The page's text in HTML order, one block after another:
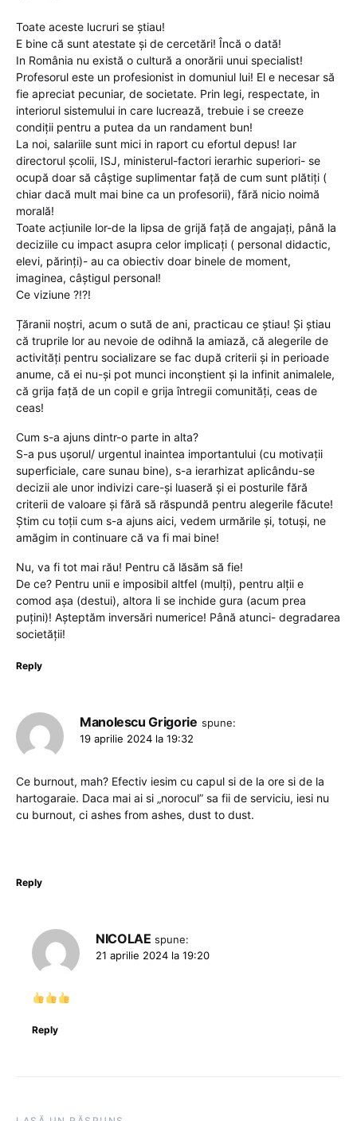
Toate aceste lucruri se știau!
E bine că sunt atestate și de cercetări! Încă o dată!
In România nu există o cultură a onorării unui specialist!
Profesorul este un profesionist in domuniul lui! El e necesar să
fie apreciat pecuniar, de societate. Prin legi, respectate, in
interiorul sistemului in care lucrează, trebuie i se creeze
condiții pentru a putea da un randament bun!
La noi, salariile sunt mici in raport cu efortul depus! Iar
directorul școlii, ISJ, ministerul-factori ierarhic superiori- se
ocupă doar să câștige suplimentar față de cum sunt plătiți (
chiar dacă mult mai bine ca un profesorii), fără nicio noimă
morală!
Toate acțiunile lor-de la lipsa de grijă față de angajați, până la
deciziile cu impact asupra celor implicați ( personal didactic,
elevi, părinți)- au ca obiectiv doar binele de moment,
imaginea, câștigul personal!
Ce viziune ?!?!
Țăranii noștri, acum o sută de ani, practicau ce știau! Și știau
că truprile lor au nevoie de odihnă la amiază, că alegerile de
activități pentru socializare se fac după criterii și in perioade
anume, că ei nu-și pot munci inconștient și la infinit animalele,
că grija față de un copil e grija întregii comunități, ceas de
ceas!
Cum s-a ajuns dintr-o parte in alta?
S-a pus ușorul/ urgentul inaintea importantului (cu motivații
superficiale, care sunau bine), s-a ierarhizat aplicându-se
decizii ale unor indivizi care-și luaseră și ei posturile fără
criterii de valoare și fără să răspundă pentru alegerile făcute!
Știm cu toții cum s-a ajuns aici, vedem urmările și, totuși, ne
amăgim in continuare că va fi mai bine!
Nu, va fi tot mai rău! Pentru că lăsăm să fie!
De ce? Pentru unii e imposibil altfel (mulți), pentru alții e
comod așa (destui), altora li se inchide gura (acum prea
puțini)! Așteptăm inversări numerice! Până atunci- degradarea
societății!
Reply
Manolescu Grigorie spune:
19 aprilie 2024 la 19:32
Ce burnout, mah? Efectiv iesim cu capul si de la ore si de la
hartogaraie. Daca mai ai si „norocul” sa fii de serviciu, iesi nu
cu burnout, ci ashes from ashes, dust to dust.
Reply
NICOLAE spune:
21 aprilie 2024 la 19:20
Reply